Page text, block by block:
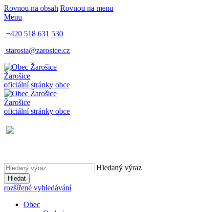
Rovnou na obsah Rovnou na menu
Menu
+420 518 631 530
starosta@zarosice.cz
Žarošice
oficiální stránky obce
Žarošice
oficiální stránky obce
Hledaný výraz
Hledat
rozšířené vyhledávání
Obec